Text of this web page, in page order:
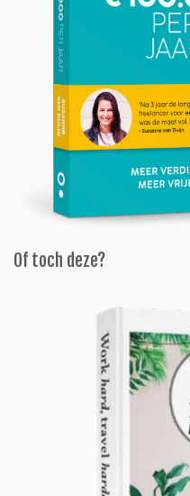
Of toch deze?